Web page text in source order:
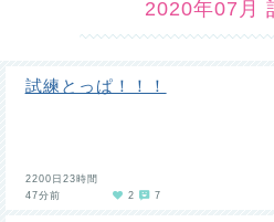
2020年07月
試練とっぱ！！！
2200日23時間
47分前
2 7